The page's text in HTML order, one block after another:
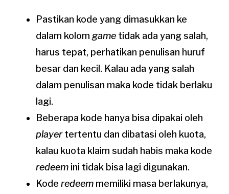
Pastikan kode yang dimasukkan ke
dalam kolom game tidak ada yang salah,
harus tepat, perhatikan penulisan huruf
besar dan kecil. Kalau ada yang salah
dalam penulisan maka kode tidak berlaku
lagi.
Beberapa kode hanya bisa dipakai oleh
playertertentu dan dibatasi oleh kuota,
kalau kuota klaim sudah habis maka kode
redeem ini tidak bisa lagi digunakan.
Koderedeem memiliki masa berlakunya,